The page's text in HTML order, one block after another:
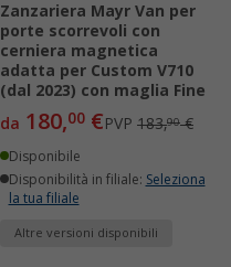
Zanzariera Mayr Van per
porte scorrevoli con
cerniera magnetica
adatta per Custom V710
(dal 2023) con maglia Fine
da 180,00 €PVP 183,90€
Disponibile
Disponibilità in filiale: Seleziona
la tua filiale
Altre versioni disponibili